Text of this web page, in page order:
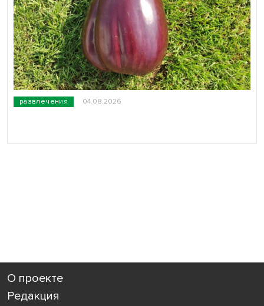
развлечения 04.08.2026
О проекте
Редакция